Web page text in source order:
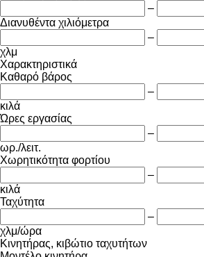
–
Διανυθέντα χιλιόμετρα
–
χλμ
Χαρακτηριστικά
Καθαρό βάρος
–
κιλά
Ώρες εργασίας
–
ωρ./λειτ.
Χωρητικότητα φορτίου
–
κιλά
Ταχύτητα
–
χλμ/ώρα
Κινητήρας, κιβώτιο ταχυτήτων